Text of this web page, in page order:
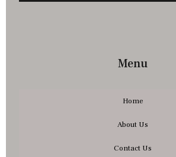
Menu
Home
About Us
Contact Us